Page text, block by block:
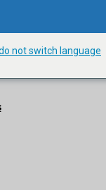
not switch language